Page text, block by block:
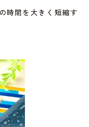
いで開業したい方に
てくれる可
、すでに地域の人に
合です。
ものも多く、全て新
削減も可能になりま
問題があるものは交
時間を大きく短縮す